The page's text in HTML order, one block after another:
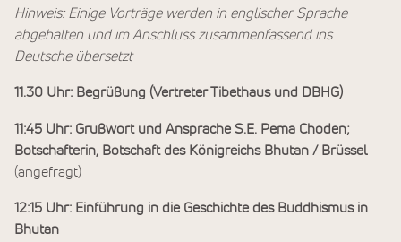
Hinweis: Einige Vorträge werden in englischer Sprache
abgehalten und im Anschluss zusammenfassend ins
Deutsche übersetzt
11.30 Uhr: Begrüßung (Vertreter Tibethaus und DBHG)
11:45 Uhr: Grußwort und Ansprache S.E. Pema Choden;
Botschafterin, Botschaft des Königreichs Bhutan / Brüssel
(angefragt)
12:15 Uhr: Einführung in die Geschichte des Buddhismus in
Bhutan